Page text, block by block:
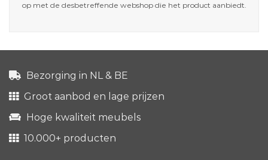
op met de desbetreffende webshop die het product aanbiedt.
Bezorging in NL & BE
Groot aanbod en lage prijzen
Hoge kwaliteit meubels
10.000+ producten